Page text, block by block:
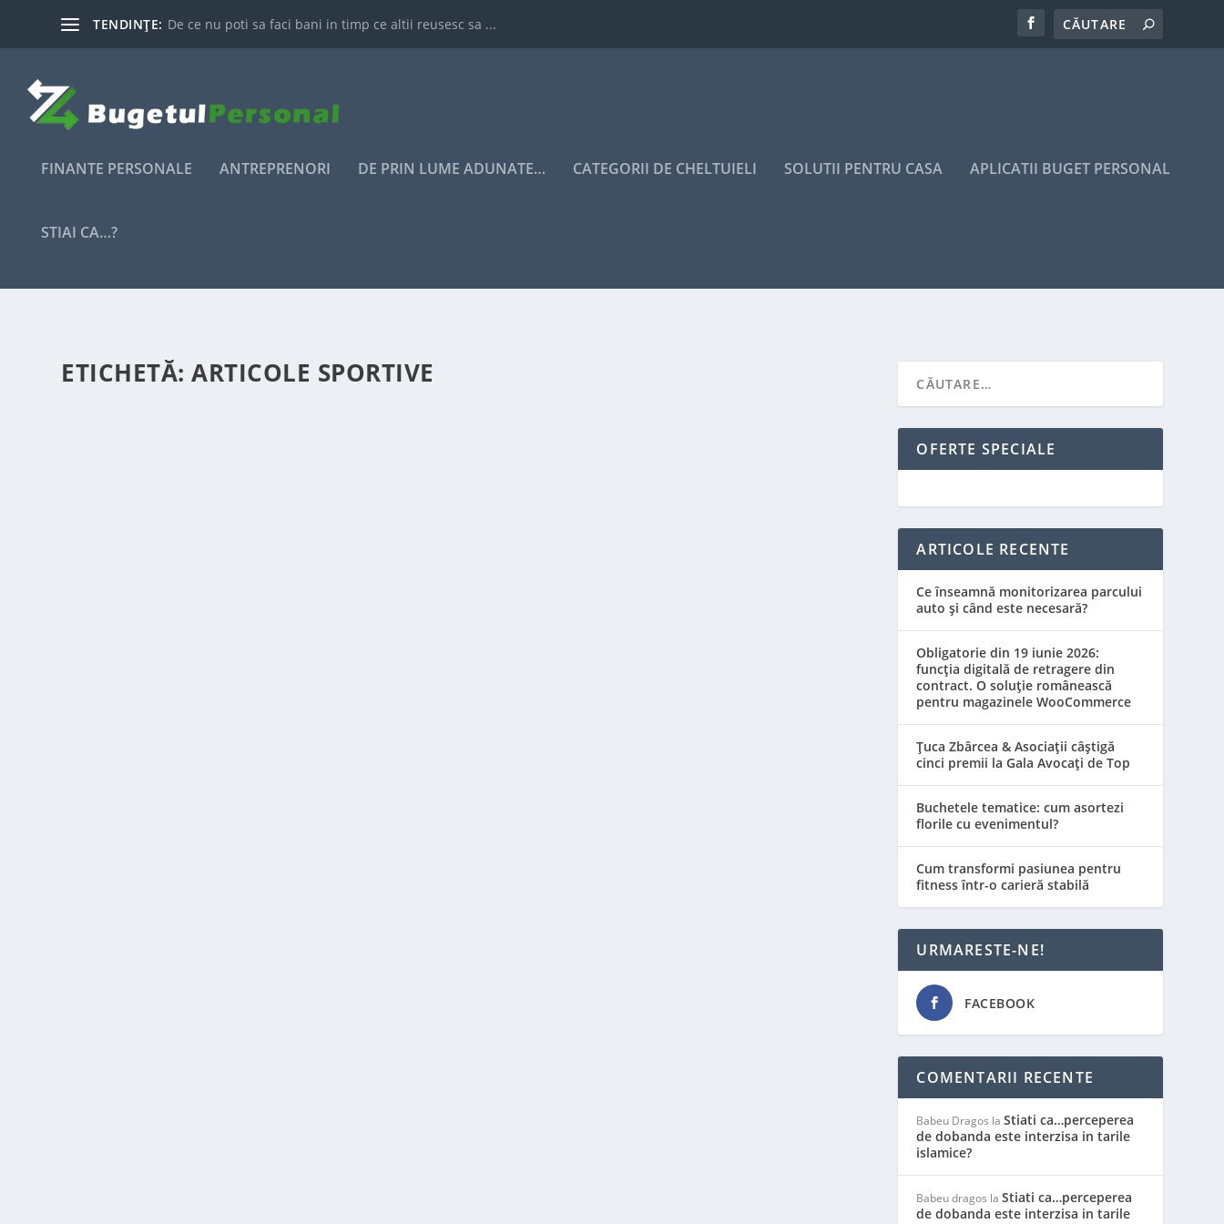
TENDINȚE: De ce nu poti sa faci bani in timp ce altii reusesc sa ...
FINANTE PERSONALE ANTREPRENORI DE PRIN LUME ADUNATE… CATEGORII DE CHELTUIELI SOLUTII PENTRU CASA APLICATII BUGET PERSONAL
STIAI CA…?
ETICHETĂ:ARTICOLE SPORTIVE
OFERTE SPECIALE
ARTICOLE RECENTE
Ce înseamnă monitorizarea parcului
auto și când este necesară?
Obligatorie din 19 iunie 2026:
funcția digitală de retragere din
contract. O soluție românească
pentru magazinele WooCommerce
Țuca Zbârcea & Asociații câștigă
cinci premii la Gala Avocați de Top
Buchetele tematice: cum asortezi
florile cu evenimentul?
Cum transformi pasiunea pentru
fitness într-o carieră stabilă
URMARESTE-NE!
FACEBOOK
COMENTARII RECENTE
Babeu Dragos laStiati ca…perceperea
de dobanda este interzisa in tarile
islamice?
Babeu dragos laStiati ca…perceperea
de dobanda este interzisa in tarile